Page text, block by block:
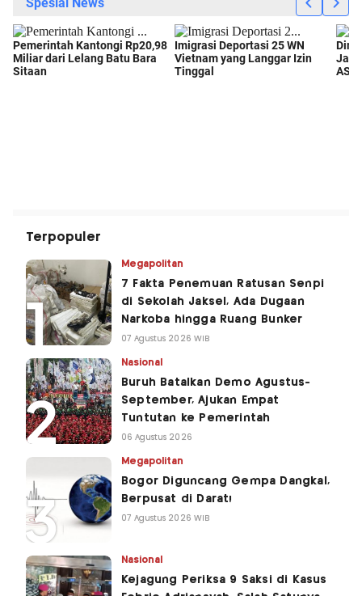
Terpopuler
Megapolitan
7 Fakta Penemuan Ratusan Senpi
di Sekolah Jaksel, Ada Dugaan
Narkoba hingga Ruang Bunker
07 Agustus 2026 WIB
Nasional
Buruh Batalkan Demo Agustus-
September, Ajukan Empat
Tuntutan ke Pemerintah
06 Agustus 2026
Megapolitan
Bogor Diguncang Gempa Dangkal,
Berpusat di Darat!
07 Agustus 2026 WIB
Nasional
Kejagung Periksa 9 Saksi di Kasus